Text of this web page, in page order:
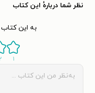
نظر شما دربارهٔ این کتاب
به این
۱